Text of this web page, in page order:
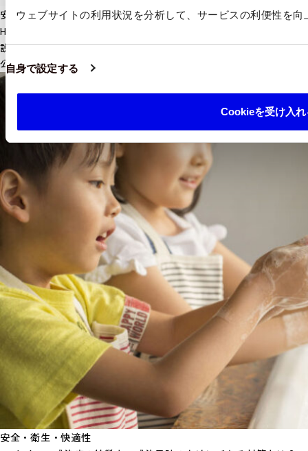
ウェブサイトの利用状況を分析して、サービスの利便性を
自身で設定する
Cookieを受け入れ
安全・衛生・快適性
HEPAフィルターとは？性能と仕組み、交換時の注意点について解
説
公開日：2021年08月30日
安全・衛生・快適性